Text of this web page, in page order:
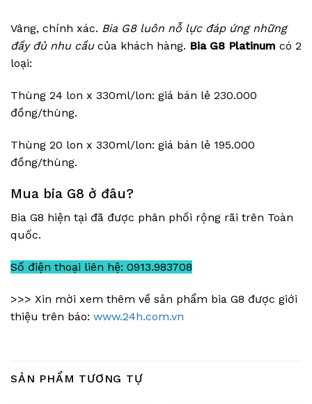
Vâng, chính xác. Bia G8 luôn nỗ lực đáp ứng những
đầy đủ nhu cầucủa khách hàng. Bia G8 Platinum có 2
loại:
Thùng 24 lon x 330ml/lon: giá bán lẻ 230.000
đồng/thùng.
Thùng 20 lon x 330ml/lon: giá bán lẻ 195.000
đồng/thùng.
Mua bia G8 ở đâu?
Bia G8 hiện tại đã được phân phối rộng rãi trên Toàn
quốc.
Số điện thoại liên hệ: 0913.983708
>>> Xin mời xem thêm về sản phẩm bia G8 được giới
thiệu trên báo: www.24h.com.vn
SẢN PHẨM TƯƠNG TỰ